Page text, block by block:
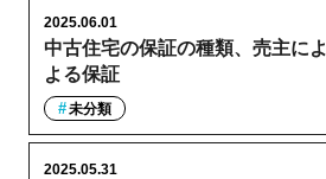
中古住宅の保証の種類、売主に
よる保証
2025.06.01
未分類
2025.05.31